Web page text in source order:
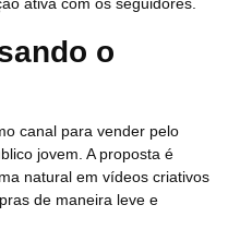
ativa com os seguidores.
o
canal para vender pelo
jovem. A proposta é
natural em vídeos criativos
de maneira leve e